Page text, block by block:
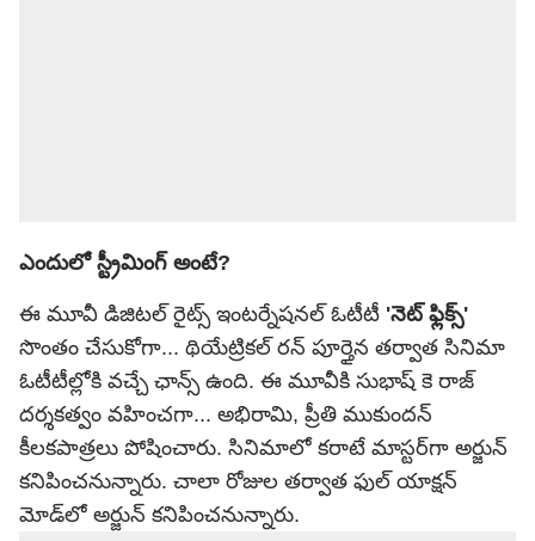
ఎందులో స్ట్రీమింగ్ అంటే?
ఈ మూవీ డిజిటల్ రైట్స్ ఇంటర్నేషనల్ ఓటీటీ 'నెట్ ఫ్లిక్స్'
సొంతం చేసుకోగా... థియేట్రికల్ రన్ పూర్తైన తర్వాత సినిమా
ఓటీటీల్లోకి వచ్చే ఛాన్స్ ఉంది. ఈ మూవీకి సుభాష్ కె రాజ్
దర్శకత్వం వహించగా... అభిరామి, ప్రీతి ముకుందన్
కీలకపాత్రలు పోషించారు. సినిమాలో కరాటే మాస్టర్‌గా అర్జున్
కనిపించనున్నారు. చాలా రోజుల తర్వాత ఫుల్ యాక్షన్
మోడ్‌లో అర్జున్ కనిపించనున్నారు.